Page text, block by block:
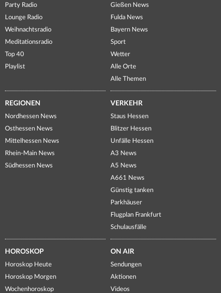
Party Radio
Lounge Radio
Weihnachtsradio
Meditationsradio
Top 40
Playlist
Gießen News
Fulda News
Bayern News
Sport
Wetter
Alle Orte
Alle Themen
REGIONEN
Nordhessen News
Osthessen News
Mittelhessen News
Rhein-Main News
Südhessen News
VERKEHR
Staus Hessen
Blitzer Hessen
Unfälle Hessen
A3 News
A5 News
A661 News
Günstig tanken
Parkhäuser
Flugplan Frankfurt
Schulausfälle
HOROSKOP
Horoskop Heute
Horoskop Morgen
Wochenhoroskop
ON AIR
Sendungen
Aktionen
Videos